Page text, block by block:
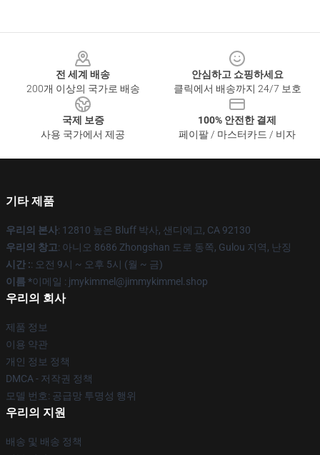
전 세계 배송
200개 이상의 국가로 배송
안심하고 쇼핑하세요
클릭에서 배송까지 24/7 보호
국제 보증
사용 국가에서 제공
100% 안전한 결제
페이팔 / 마스터카드 / 비자
기타 제품
우리의 본사: 12810 높은 Bluff 박사, 샌디에고, CA 92130
우리의 창고: 아니오 8686 Zhongshan 도로 동쪽, Gulou 지역, 난징
시간 :: 오전 9시 ~ 오후 5시 (월 ~ 금)
이름 *이메일 : jmykimmel@jimmykimmel.shop
우리의 회사
제품 정보
이용 약관
개인 정보 정책
DMCA - 저작권 정책
모델 번호: 공급망 투명성 행위
우리의 지원
배송 및 배송 정책